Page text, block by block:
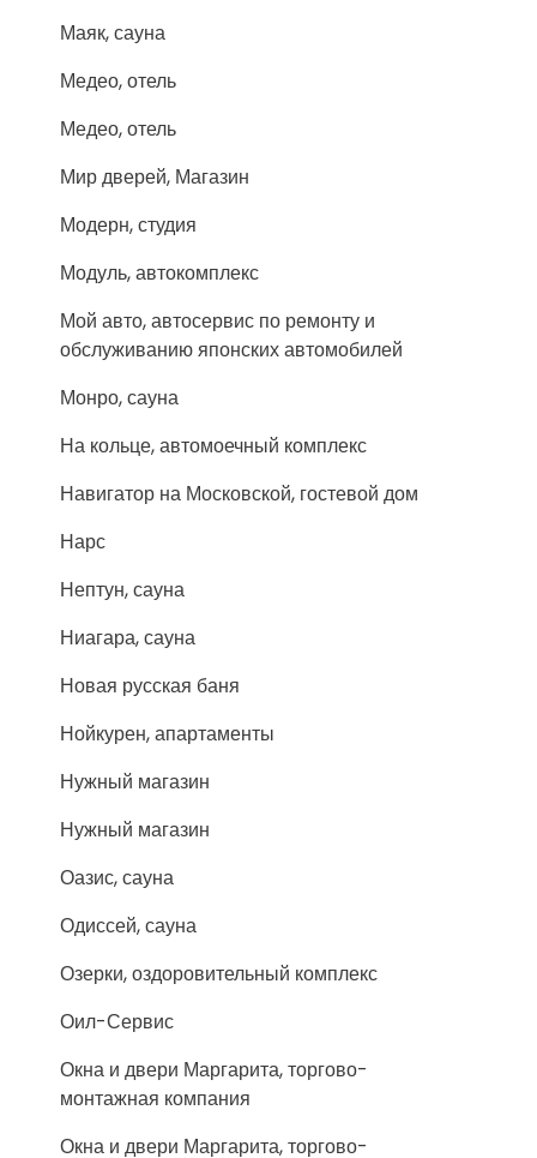
Маяк, сауна
Медео, отель
Медео, отель
Мир дверей, Магазин
Модерн, студия
Модуль, автокомплекс
Мой авто, автосервис по ремонту и
обслуживанию японских автомобилей
Монро, сауна
На кольце, автомоечный комплекс
Навигатор на Московской, гостевой дом
Нарс
Нептун, сауна
Ниагара, сауна
Новая русская баня
Нойкурен, апартаменты
Нужный магазин
Нужный магазин
Оазис, сауна
Одиссей, сауна
Озерки, оздоровительный комплекс
Оил-Сервис
Окна и двери Маргарита, торгово-
монтажная компания
Окна и двери Маргарита, торгово-